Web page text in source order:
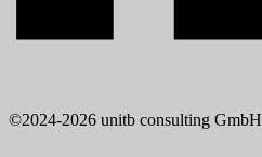
©2024-2026 unitb consulting GmbH